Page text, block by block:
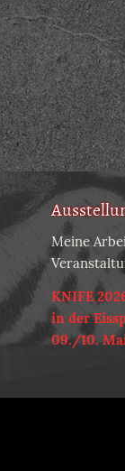
Meine
KNIFE
in der
09./10.